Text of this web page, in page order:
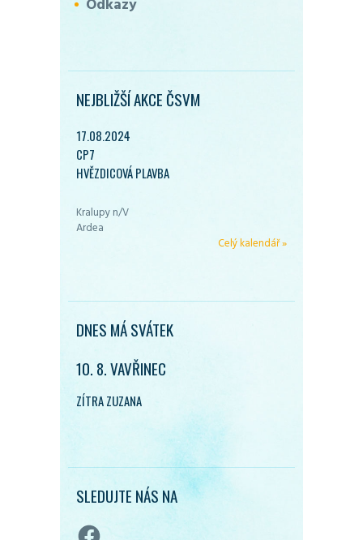
Odkazy
NEJBLIŽŠÍ AKCE ČSVM
17.08.2024
CP7
HVĚZDICOVÁ PLAVBA
Kralupy n/V
Ardea
Celý kalendář »
DNES MÁ SVÁTEK
10. 8. VAVŘINEC
ZÍTRA ZUZANA
SLEDUJTE NÁS NA
Facebook